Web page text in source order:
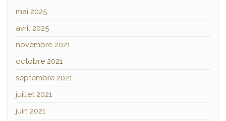
mai 2025
avril 2025
novembre 2021
octobre 2021
septembre 2021
juillet 2021
juin 2021